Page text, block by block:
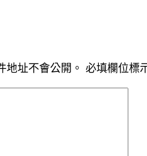
地址不會公開。 必填欄位標